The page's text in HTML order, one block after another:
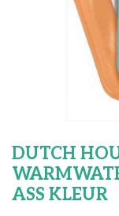
DUTCH
ASS KLEUR